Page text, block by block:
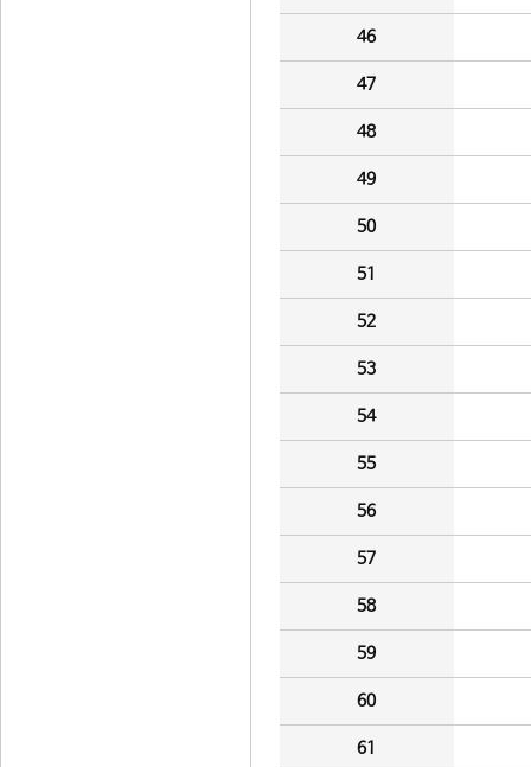
46
47
48
49
50
51
52
53
54
55
56
57
58
59
60
61